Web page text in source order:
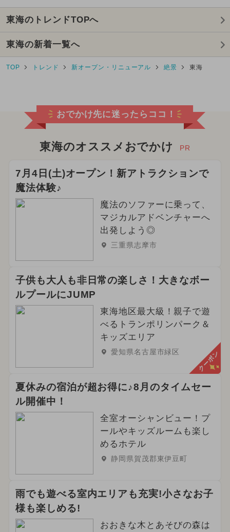
東海のトレンドTOPへ
東海の新着一覧へ
TOP トレンド 新オープン・リニューアル 絶景 東海
おでかけ先に迷ったらココ！
東海のオススメおでかけ PR
7月4日(土)オープン！新アトラクションで
魔法体験♪
魔法のソファーに乗って、
マジカルアドベンチャーへ
出発しよう◎
三重県志摩市
子供も大人も非日常の楽しさ！大きなボー
ルプールにJUMP
東海地区最大級！親子で遊
べるトランポリンパーク＆
キッズエリア
愛知県名古屋市緑区 クーポン
夏休みの宿泊が超お得に♪8月のタイムセー
ル開催中！
全室オーシャンビュー！プ
ールやキッズルームも楽し
めるホテル
静岡県賀茂郡東伊豆町
雨でも遊べる室内エリアも充実!小さなお子
様も楽しめる!
おおきな木とあそびの森は